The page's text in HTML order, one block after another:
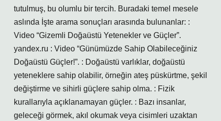
tutulmuş, bu olumlu bir tercih. Buradaki temel mesele
aslında İşte arama sonuçları arasında bulunanlar: :
Video “Gizemli Doğaüstü Yetenekler ve Güçler”.
yandex.ru : Video “Günümüzde Sahip Olabileceğiniz
Doğaüstü Güçler!”. : Doğaüstü varlıklar, doğaüstü
yeteneklere sahip olabilir, örneğin ateş püskürtme, şekil
değiştirme ve sihirli güçlere sahip olma. : Fizik
kurallarıyla açıklanamayan güçler. : Bazı insanlar,
geleceği görmek, akıl okumak veya cisimleri uzaktan